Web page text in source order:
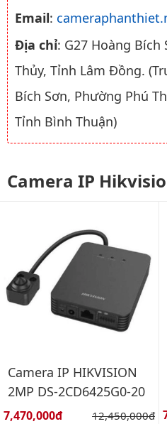
Email:
Địa chỉ: G27 Hoàng Bích
Thủy, Tỉnh Lâm Đồng.
Bích Sơn, Phường Phú
Tỉnh Bình Thuận)
Camera IP
Camera IP HIKVISION
2MP DS-2CD6425G0-20
Giá bán:
7,470,000đ Giá gốc:
12,450,000đ